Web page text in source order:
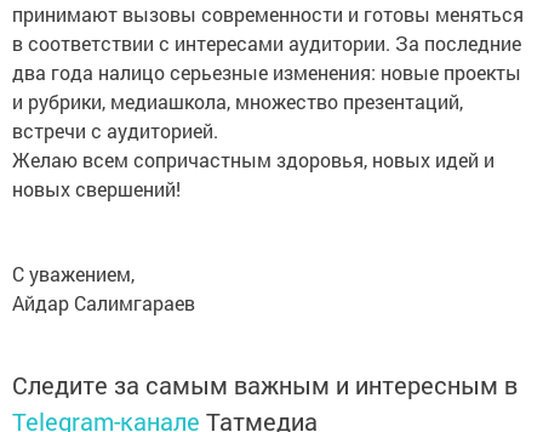
принимают вызовы современности и готовы меняться
в соответствии с интересами аудитории. За последние
два года налицо серьезные изменения: новые проекты
и рубрики, медиашкола, множество презентаций,
встречи с аудиторией.
Желаю всем сопричастным здоровья, новых идей и
новых свершений!
С уважением,
Айдар Салимгараев
Следите за самым важным и интересным в
Telegram-канале Татмедиа